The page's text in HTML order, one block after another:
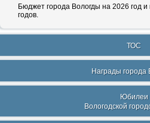
Бюджет города Вологды на 2026 год
годов.
ТОС
Награды города
Юбилеи
Вологодской